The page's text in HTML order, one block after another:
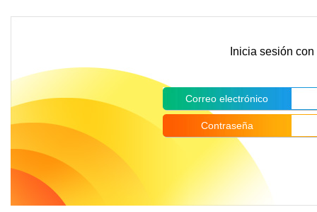
Inicia sesión
Correo electrónico
Contraseña